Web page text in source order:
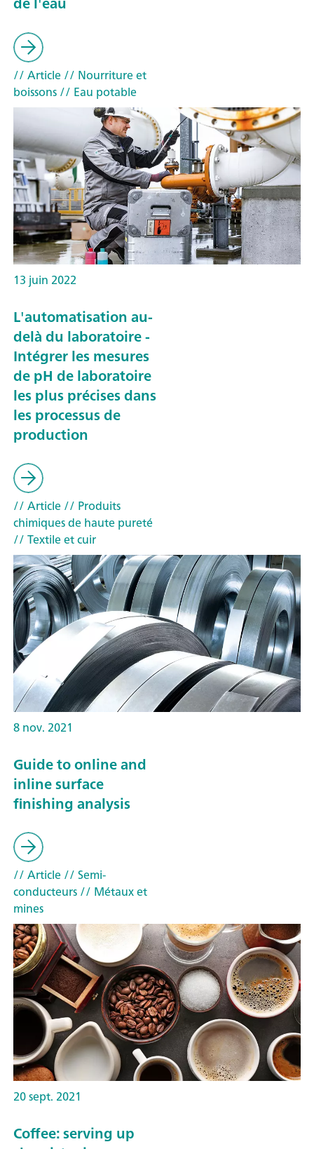
// Article// Nourriture et
boissons// Eau potable
13 juin 2022
L'automatisation au-
delà du laboratoire -
Intégrer les mesures
de pH de laboratoire
les plus précises dans
les processus de
production
// Article// Produits
chimiques de haute pureté
// Textile et cuir
8 nov. 2021
Guide to online and
inline surface
finishing analysis
// Article// Semi-
conducteurs// Métaux et
mines
20 sept. 2021
Coffee: serving up